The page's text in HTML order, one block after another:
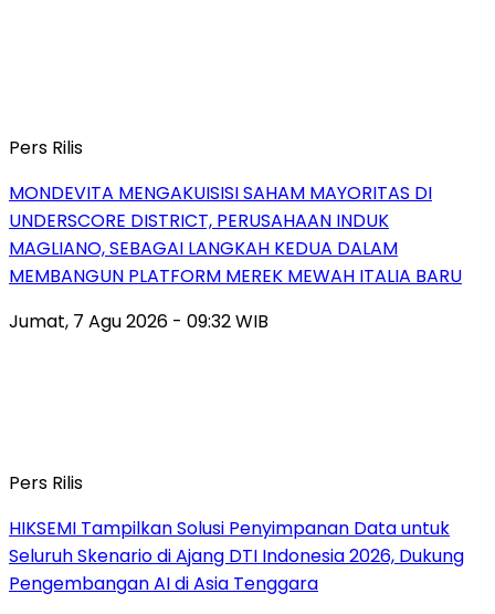
Pers Rilis
MONDEVITA MENGAKUISISI SAHAM MAYORITAS DI
UNDERSCORE DISTRICT, PERUSAHAAN INDUK
MAGLIANO, SEBAGAI LANGKAH KEDUA DALAM
MEMBANGUN PLATFORM MEREK MEWAH ITALIA BARU
Jumat, 7 Agu 2026 - 09:32 WIB
Pers Rilis
HIKSEMI Tampilkan Solusi Penyimpanan Data untuk
Seluruh Skenario di Ajang DTI Indonesia 2026, Dukung
Pengembangan AI di Asia Tenggara